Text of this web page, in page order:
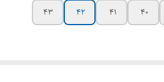
40
41
42
43